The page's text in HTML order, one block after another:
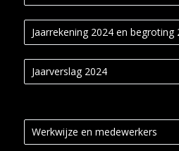
Jaarrekening 2024 en begroting
Jaarverslag 2024
Werkwijze en medewerkers